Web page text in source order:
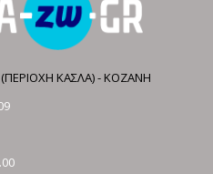
ΚΑΣΛΑ) - ΚΟΖΑΝΗ